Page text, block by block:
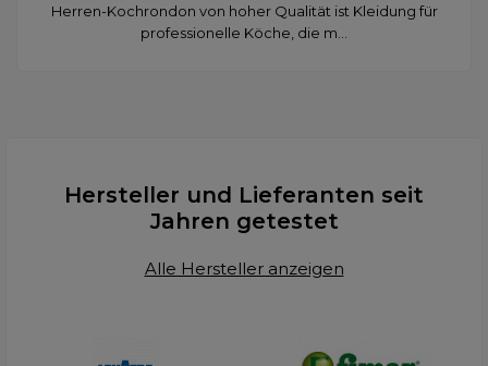
Herren-Kochrondon von hoher Qualität ist Kleidung für
professionelle Köche, die m...
Hersteller und Lieferanten seit
Jahren getestet
Alle Hersteller anzeigen